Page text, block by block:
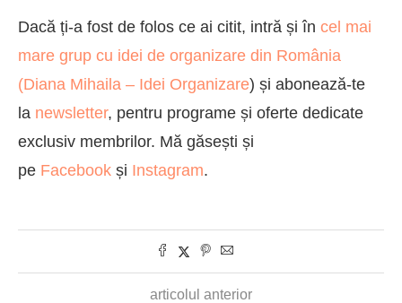
Dacă ți-a fost de folos ce ai citit, intră și în cel mai
mare grup cu idei de organizare din România
(Diana Mihaila – Idei Organizare) și abonează-te
la newsletter, pentru programe și oferte dedicate
exclusiv membrilor. Mă găsești și
pe Facebook și Instagram.
articolul anterior